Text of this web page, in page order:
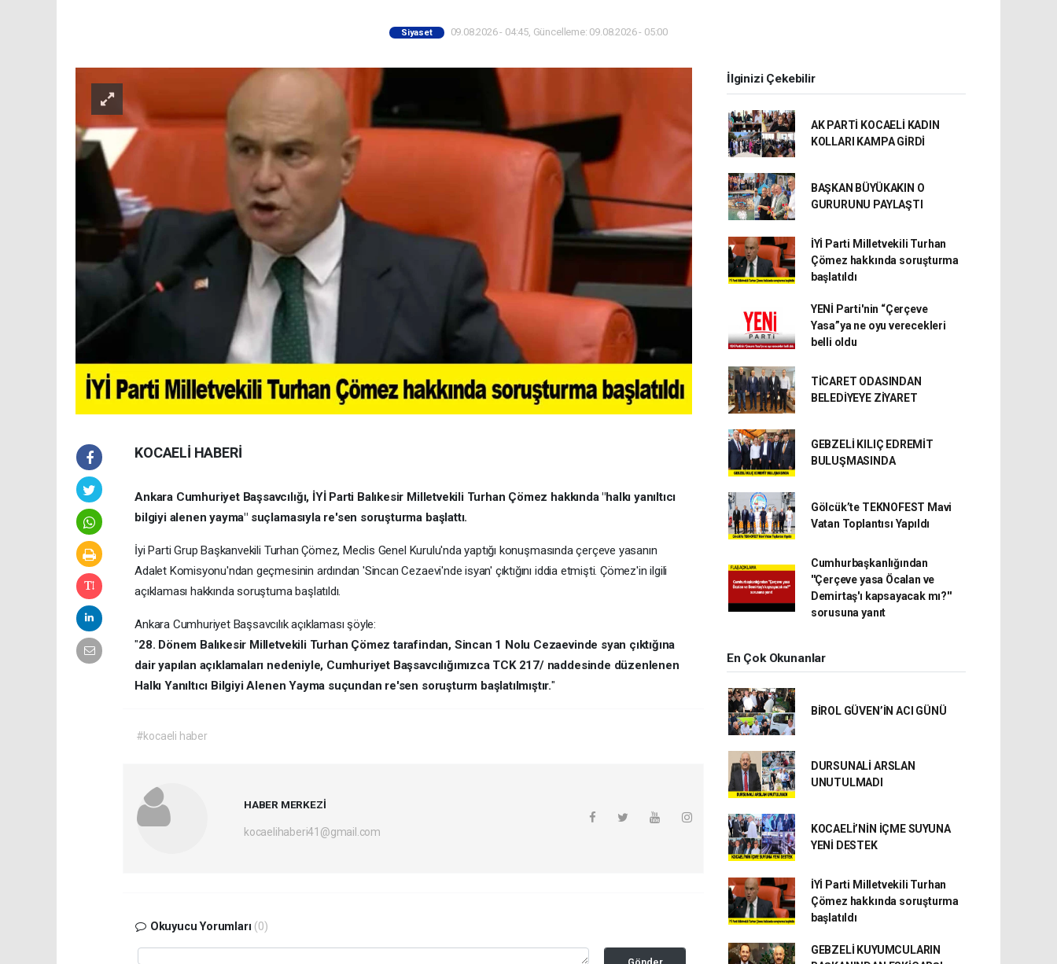
Siyaset 09.08.2026 - 04:45, Güncelleme: 09.08.2026 - 05:00
KOCAELİ HABERİ
Ankara Cumhuriyet Başsavcılığı, İYİ Parti Balıkesir Milletvekili Turhan Çömez hakkında "halkı yanıltıcı
bilgiyi alenen yayma" suçlamasıyla re'sen soruşturma başlattı.
İyi Parti Grup Başkanvekili Turhan Çömez, Meclis Genel Kurulu'nda yaptığı konuşmasında çerçeve yasanın
Adalet Komisyonu'ndan geçmesinin ardından 'Sincan Cezaevi'nde isyan' çıktığını iddia etmişti. Çömez'in ilgili
açıklaması hakkında soruştuma başlatıldı.
Ankara Cumhuriyet Başsavcılık açıklaması şöyle:
"28. Dönem Balıkesir Milletvekili Turhan Çömez tarafindan, Sincan 1 Nolu Cezaevinde syan çıktığına
dair yapılan açıklamaları nedeniyle, Cumhuriyet Başsavcılığımızca TCK 217/ naddesinde düzenlenen
Halkı Yanıltıcı Bilgiyi Alenen Yayma suçundan re'sen soruşturm başlatılmıştır."
#kocaeli haber
HABER MERKEZİ
kocaelihaberi41@gmail.com
Okuyucu Yorumları (0)
İlginizi Çekebilir
AK PARTİ KOCAELİ KADIN
KOLLARI KAMPA GİRDİ
BAŞKAN BÜYÜKAKIN O
GURURUNU PAYLAŞTI
İYİ Parti Milletvekili Turhan
Çömez hakkında soruşturma
başlatıldı
YENİ Parti'nin “Çerçeve
Yasa”ya ne oyu verecekleri
belli oldu
TİCARET ODASINDAN
BELEDİYEYE ZİYARET
GEBZELİ KILIÇ EDREMİT
BULUŞMASINDA
Gölcük’te TEKNOFEST Mavi
Vatan Toplantısı Yapıldı
Cumhurbaşkanlığından
''Çerçeve yasa Öcalan ve
Demirtaş'ı kapsayacak mı?''
sorusuna yanıt
En Çok Okunanlar
BİROL GÜVEN’İN ACI GÜNÜ
DURSUNALİ ARSLAN
UNUTULMADI
KOCAELİ’NİN İÇME SUYUNA
YENİ DESTEK
İYİ Parti Milletvekili Turhan
Çömez hakkında soruşturma
başlatıldı
GEBZELİ KUYUMCULARIN